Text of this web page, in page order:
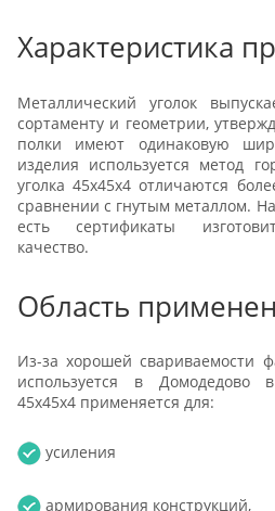
Характеристика
Металлический уголок
сортаменту и геометрии,
полки имеют одинаковую
изделия используется метод
уголка 45х45х4 отличаются
сравнении с гнутым металлом.
есть сертификаты
качество.
Область
Из-за хорошей свариваемости
используется в Домодедово в
45х45х4 применяется для:
усиления
армирования конструкций,